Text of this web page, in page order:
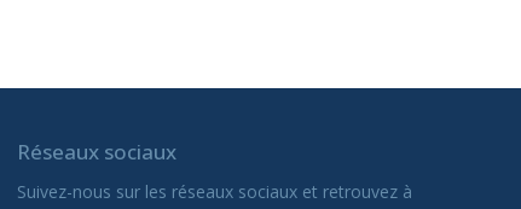
Réseaux sociaux
Suivez-nous sur les réseaux sociaux et retrouvez à